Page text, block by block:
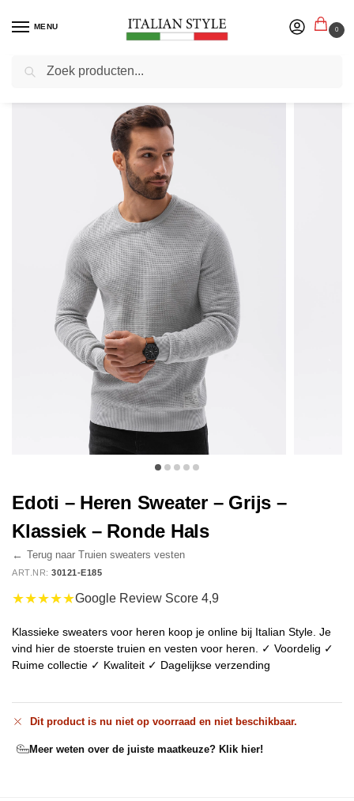
MENU 0
Home Herenmode / Truien sweaters vesten
Edoti – Heren Sweater – Grijs –
Klassiek – Ronde Hals
← Terug naar Truien sweaters vesten
ART.NR: 30121-E185
★★★★★Google Review Score 4,9
Klassieke sweaters voor heren koop je online bij Italian Style. Je
vind hier de stoerste truien en vesten voor heren. ✓ Voordelig ✓
Ruime collectie ✓ Kwaliteit ✓ Dagelijkse verzending
Dit product is nu niet op voorraad en niet beschikbaar.
Meer weten over de juiste maatkeuze? Klik hier!